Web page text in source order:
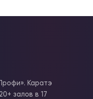
Каратэ
залов в 17